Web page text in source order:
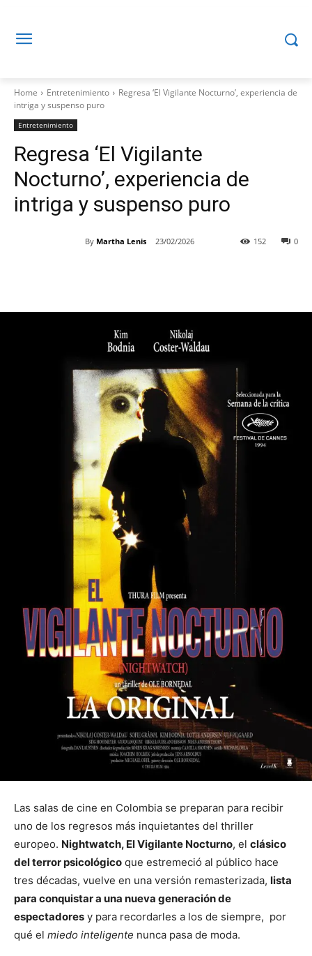
Home Entretenimiento
Regresa ‘El Vigilante Nocturno’, experiencia de
intriga y suspenso puro
Entretenimiento
Regresa ‘El Vigilante
Nocturno’, experiencia de
intriga y suspenso puro
By Martha Lenis 23/02/2026 0
152
Las salas de cine en Colombia se preparan para recibir
uno de los regresos más inquietantes del thriller
europeo. Nightwatch, El Vigilante Nocturno, el clásico
del terror psicológico que estremeció al público hace
tres décadas, vuelve en una versión remasterizada, lista
para conquistar a una nueva generación de
espectadores y para recordarles a los de siempre, por
qué el miedo inteligente nunca pasa de moda.